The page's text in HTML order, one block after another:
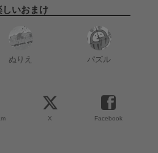
しいおまけ
ぬりえ パズル
X Facebook